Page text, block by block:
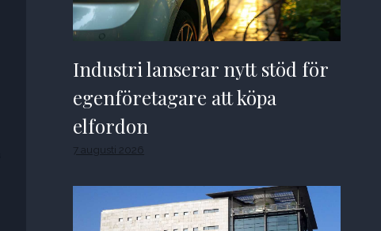
Industri lanserar nytt stöd för
egenföretagare att köpa
elfordon
7 augusti 2026